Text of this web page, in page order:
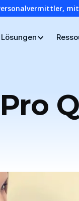
Lösungen